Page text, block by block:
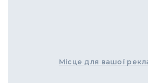
Місце для вашої